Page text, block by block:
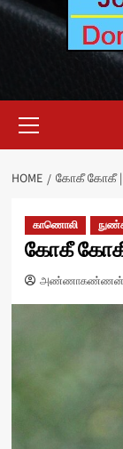
Menu
HOME கோகீ கோகீ |
காணொலி
கோகீ கோகீ
அண்ணாகண்ணன்